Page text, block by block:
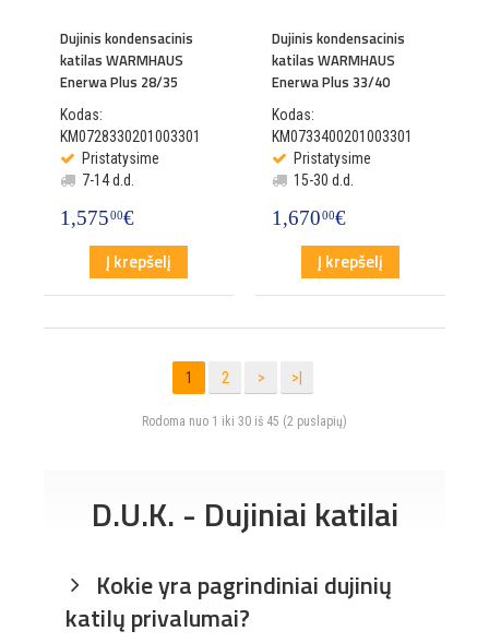
Dujinis kondensacinis
katilas WARMHAUS
Enerwa Plus 28/35
Kodas:
KM0728330201003301
Pristatysime
7-14 d.d.
1,57500€
Į krepšelį
Dujinis kondensacinis
katilas WARMHAUS
Enerwa Plus 33/40
Kodas:
KM0733400201003301
Pristatysime
15-30 d.d.
1,67000€
Į krepšelį
1 2 > >|
Rodoma nuo 1 iki 30 iš 45 (2 puslapių)
D.U.K. - Dujiniai katilai
Kokie yra pagrindiniai dujinių
katilų privalumai?